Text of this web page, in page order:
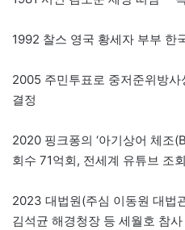
1992 찰스 영국 황세자 부부 한
2005 주민투표로 중저준위방
결정
2020 핑크퐁의 ‘아기상어 체조
회수 71억회, 전세계 유튜브 조
2023 대법원(주심 이동원 대법
김석균 해경청장 등 세월호 참